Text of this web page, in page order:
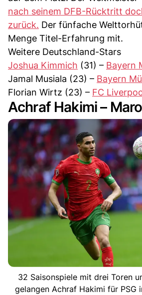
nach seinem DFB-Rücktritt
zurück. Der fünfache
Menge Titel-Erfahrung mit.
Weitere Deutschland-Stars
Joshua Kimmich (31) – Bayern
Jamal Musiala (23) – Bayern
Florian Wirtz (23) – FC
Achraf Hakimi –
32 Saisonspiele mit drei Toren
gelangen Achraf Hakimi für PSG